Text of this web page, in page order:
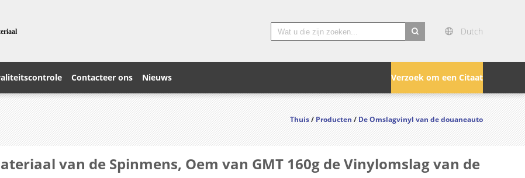
Dutch
Verzoek om een Citaat
Contacteer ons Nieuws
Thuis/Producten/De Omslagvinyl van de douaneauto
van de Spinmens, Oem van GMT 160g de Vinylomslag van de